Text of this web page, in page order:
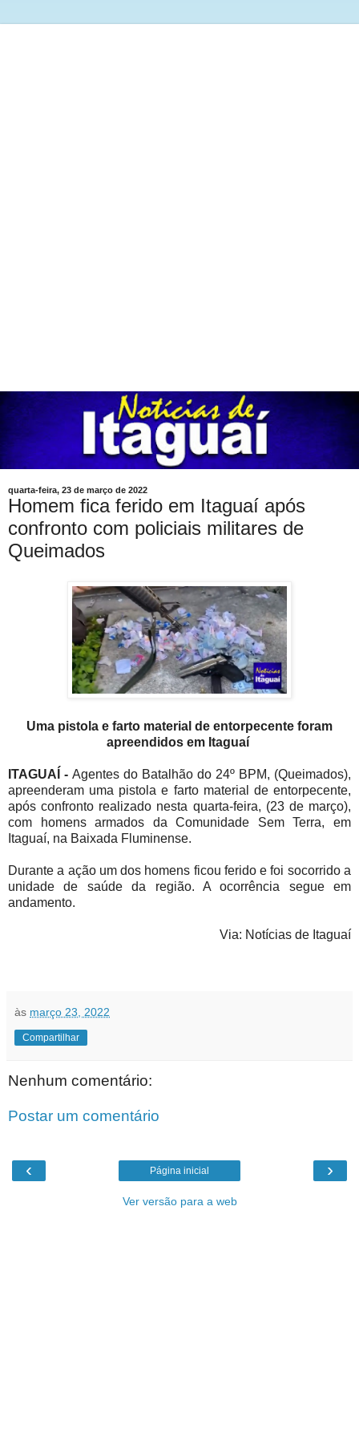
quarta-feira, 23 de março de 2022
Homem fica ferido em Itaguaí após
confronto com policiais militares de
Queimados
Uma pistola e farto material de entorpecente foram
apreendidos em Itaguaí
ITAGUAÍ - Agentes do Batalhão do 24º BPM, (Queimados),
apreenderam uma pistola e farto material de entorpecente,
após confronto realizado nesta quarta-feira, (23 de março),
com homens armados da Comunidade Sem Terra, em
Itaguaí, na Baixada Fluminense.
Durante a ação um dos homens ficou ferido e foi socorrido a
unidade de saúde da região. A ocorrência segue em
andamento.
Via: Notícias de Itaguaí
às março 23, 2022
Compartilhar
Nenhum comentário:
Postar um comentário
‹ ›
Página inicial
Ver versão para a web